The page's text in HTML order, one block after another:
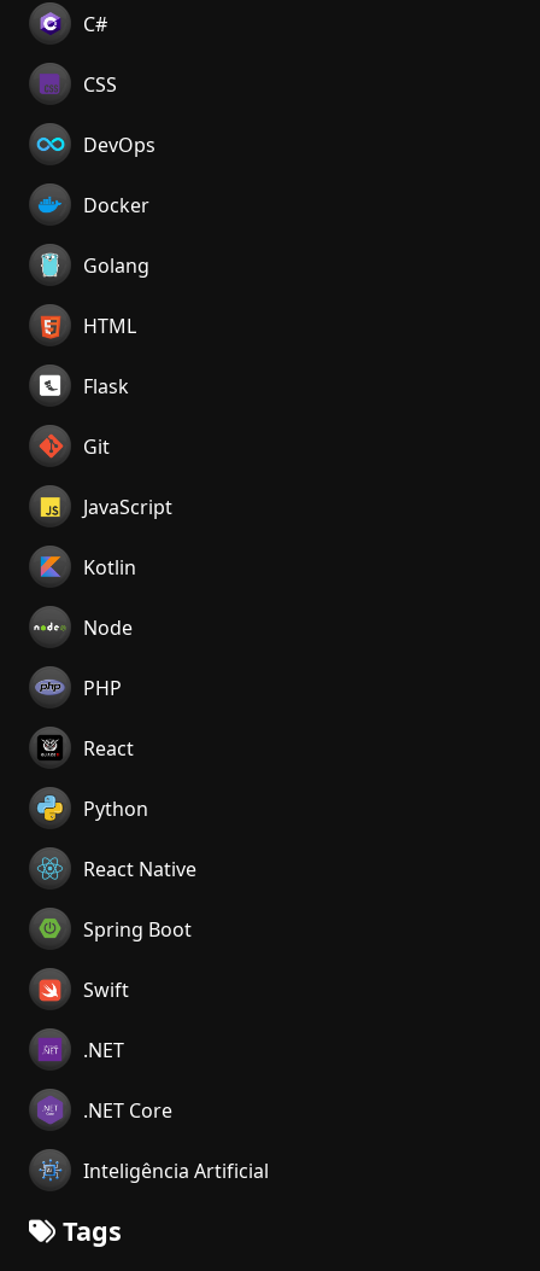
C#
CSS
DevOps
Docker
Golang
HTML
Flask
Git
JavaScript
Kotlin
Node
PHP
React
Python
React Native
Spring Boot
Swift
.NET
.NET Core
Inteligência Artificial
Tags